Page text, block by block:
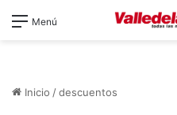
Menú
Inicio /descuentos